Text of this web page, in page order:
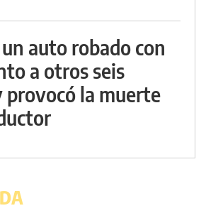
auto robado con
a otros seis
provocó la muerte